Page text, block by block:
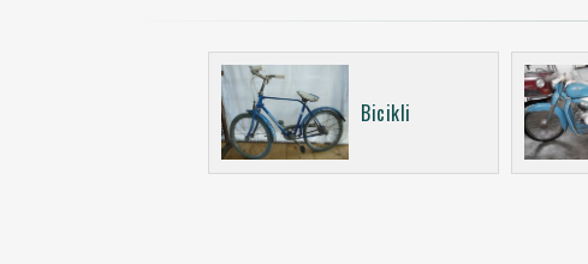
Bicikli